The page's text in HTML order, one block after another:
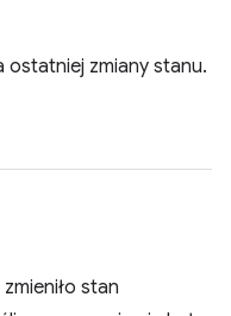
ostatniej zmiany stanu.
stan